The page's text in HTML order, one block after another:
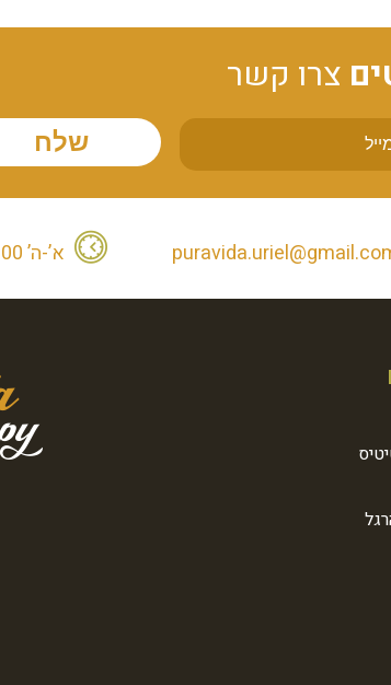
צרו קשר
א’-ה’ 08:00-19:00 | ו' 10:00-16:00